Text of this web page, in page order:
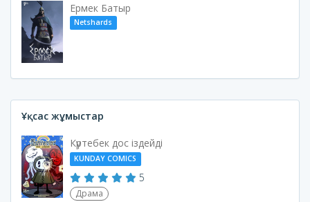
Ермек Батыр
Netshards
Ұқсас жұмыстар
Күртебек дос іздейді
KUNDAY COMICS
5
Драма